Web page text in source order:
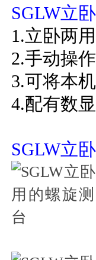
SGLW立
1.立卧两
2.手动操
3.可将本
4.配有数
SGLW立